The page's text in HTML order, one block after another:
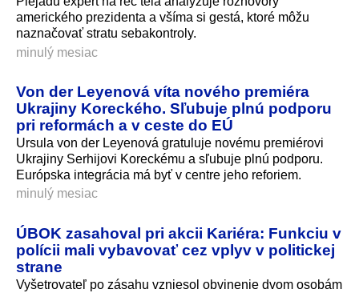
amerického prezidenta a všíma si gestá, ktoré môžu
naznačovať stratu sebakontroly.
minulý mesiac
Von der Leyenová víta nového premiéra
Ukrajiny Koreckého. Sľubuje plnú podporu
pri reformách a v ceste do EÚ
Ursula von der Leyenová gratuluje novému premiérovi
Ukrajiny Serhijovi Koreckému a sľubuje plnú podporu.
Európska integrácia má byť v centre jeho reforiem.
minulý mesiac
ÚBOK zasahoval pri akcii Kariéra: Funkciu v
polícii mali vybavovať cez vplyv v politickej
strane
Vyšetrovateľ po zásahu vzniesol obvinenie dvom osobám